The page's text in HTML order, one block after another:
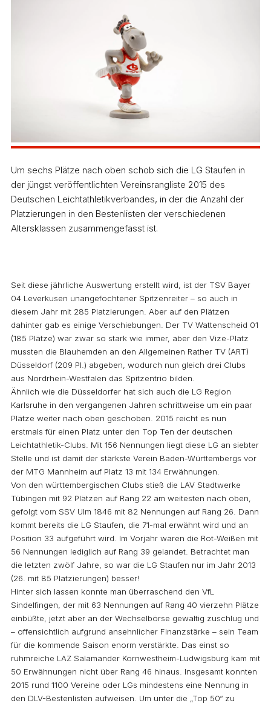
Um sechs Plätze nach oben schob sich die LG Staufen in
der jüngst veröffentlichten Vereinsrangliste 2015 des
Deutschen Leichtathletikverbandes, in der die Anzahl der
Platzierungen in den Bestenlisten der verschiedenen
Altersklassen zusammengefasst ist.
Seit diese jährliche Auswertung erstellt wird, ist der TSV Bayer
04 Leverkusen unangefochtener Spitzenreiter – so auch in
diesem Jahr mit 285 Platzierungen. Aber auf den Plätzen
dahinter gab es einige Verschiebungen. Der TV Wattenscheid 01
(185 Plätze) war zwar so stark wie immer, aber den Vize-Platz
mussten die Blauhemden an den Allgemeinen Rather TV (ART)
Düsseldorf (209 Pl.) abgeben, wodurch nun gleich drei Clubs
aus Nordrhein-Westfalen das Spitzentrio bilden.
Ähnlich wie die Düsseldorfer hat sich auch die LG Region
Karlsruhe in den vergangenen Jahren schrittweise um ein paar
Plätze weiter nach oben geschoben. 2015 reicht es nun
erstmals für einen Platz unter den Top Ten der deutschen
Leichtathletik-Clubs. Mit 156 Nennungen liegt diese LG an siebter
Stelle und ist damit der stärkste Verein Baden-Württembergs vor
der MTG Mannheim auf Platz 13 mit 134 Erwähnungen.
Von den württembergischen Clubs stieß die LAV Stadtwerke
Tübingen mit 92 Plätzen auf Rang 22 am weitesten nach oben,
gefolgt vom SSV Ulm 1846 mit 82 Nennungen auf Rang 26. Dann
kommt bereits die LG Staufen, die 71-mal erwähnt wird und an
Position 33 aufgeführt wird. Im Vorjahr waren die Rot-Weißen mit
56 Nennungen lediglich auf Rang 39 gelandet. Betrachtet man
die letzten zwölf Jahre, so war die LG Staufen nur im Jahr 2013
(26. mit 85 Platzierungen) besser!
Hinter sich lassen konnte man überraschend den VfL
Sindelfingen, der mit 63 Nennungen auf Rang 40 vierzehn Plätze
einbüßte, jetzt aber an der Wechselbörse gewaltig zuschlug und
– offensichtlich aufgrund ansehnlicher Finanzstärke – sein Team
für die kommende Saison enorm verstärkte. Das einst so
ruhmreiche LAZ Salamander Kornwestheim-Ludwigsburg kam mit
50 Erwähnungen nicht über Rang 46 hinaus. Insgesamt konnten
2015 rund 1100 Vereine oder LGs mindestens eine Nennung in
den DLV-Bestenlisten aufweisen. Um unter die „Top 50“ zu